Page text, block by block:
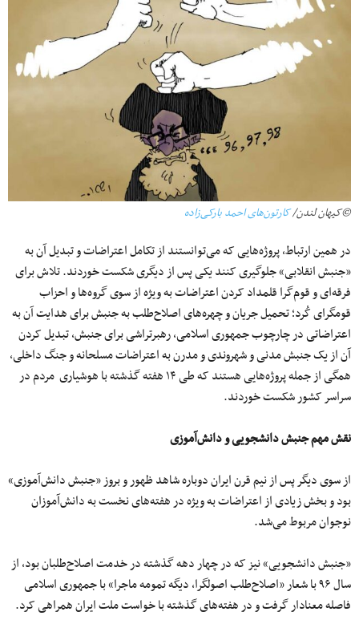
©کیهان لندن/کارتون‌های احمد بارکی‌زاده
در همین ارتباط، پروژه‌هایی که می‌توانستند از تکامل اعتراضات و تبدیل آن به
«جنبش انقلابی» جلوگیری کنند یکی پس از دیگری شکست خوردند. تلاش برای
فرقه‌ای و قوم‌گرا قلمداد کردن اعتراضات به ویژه از سوی گروه‌ها و احزاب
قومگرای کُرد؛ تحمیل جریان و چهره‌های اصلاح‌طلب به جنبش برای هدایت آن به
اعتراضاتی در چارچوب جمهوری اسلامی، رهبرتراشی برای جنبش، تبدیل کردن
آن از یک جنبش مدنی و شهروندی و مدرن به اعتراضات مسلحانه و جنگ داخلی،
همگی از جمله پروژه‌هایی هستند که طی ۱۴ هفته گذشته با هوشیاری مردم در
سراسر کشور شکست خوردند.
نقش مهم جنبش دانشجویی و دانش‌آموزی
از سوی دیگر پس از نیم قرن ایران دوباره شاهد ظهور و بروز «جنبش دانش‌آموزی»
بود و بخش زیادی از اعتراضات به ویژه در هفته‌های نخست به دانش‌آموزان
نوجوان مربوط می‌شد.
«جنبش دانشجویی» نیز که در چهار دهه گذشته در خدمت اصلاح‌طلبان بود، از
سال ۹۶ با شعار «اصلاح‌طلب اصولگرا، دیگه تمومه ماجرا» با جمهوری اسلامی
فاصله معنادار گرفت و در هفته‌های گذشته با خواست ملت ایران همراهی کرد.